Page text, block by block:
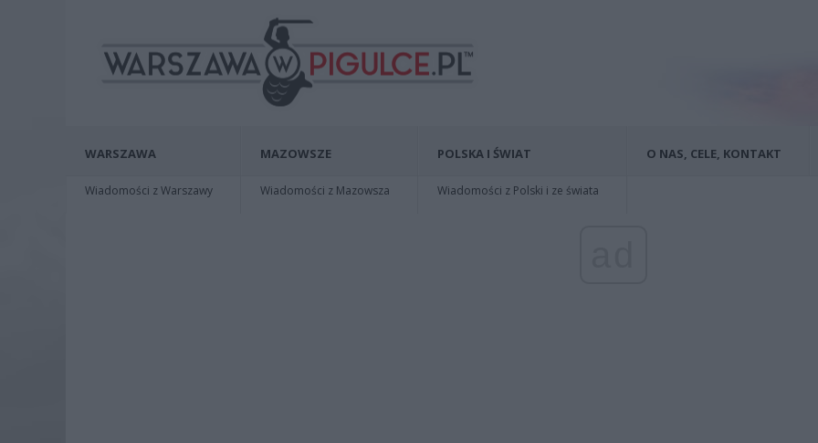
WARSZAWA
Wiadomości z Warszawy
MAZOWSZE
Wiadomości z Mazowsza
POLSKA I ŚWIAT
Wiadomości z Polski i ze świata
O NAS, CELE, KONTAKT